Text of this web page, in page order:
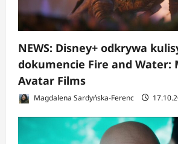
NEWS: Disney+ odkrywa
dokumencie Fire and Water:
Avatar Films
Magdalena Sardyńska-Ferenc